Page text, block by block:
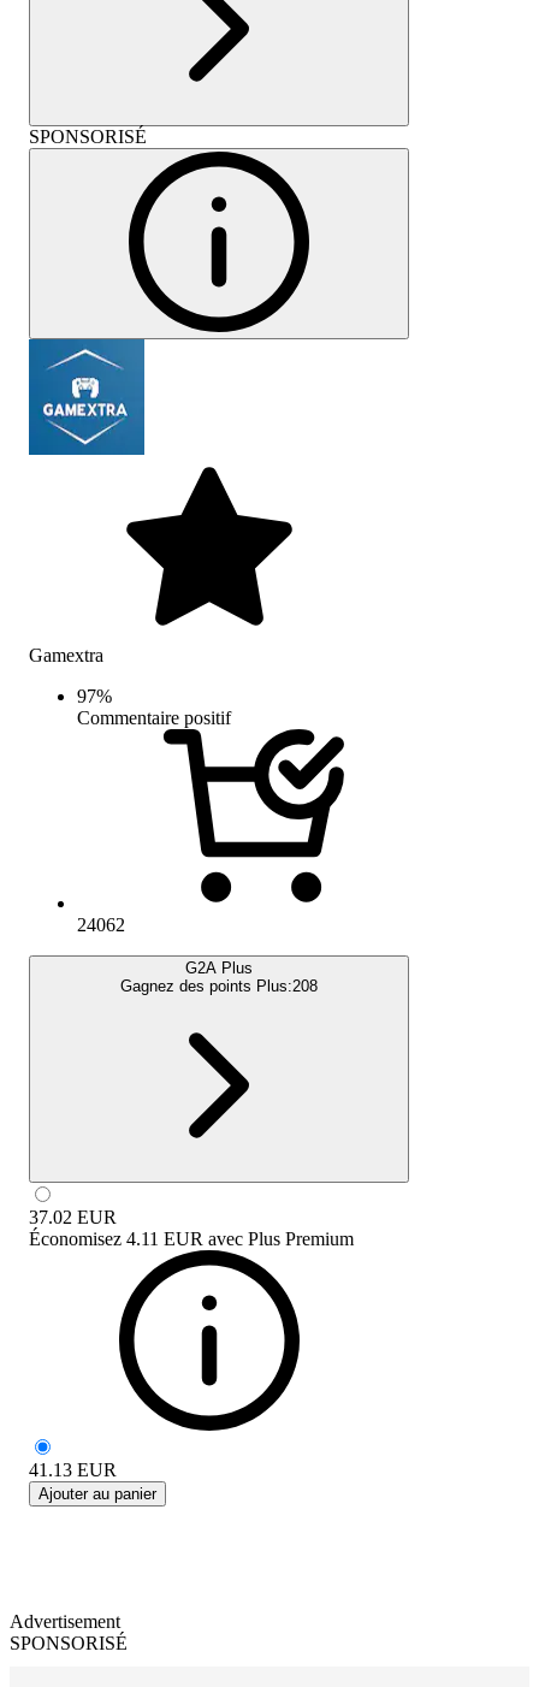
SPONSORISÉ
Gamextra
97%
Commentaire positif
24062
G2A Plus
Gagnez des points Plus:208
37.02 EUR
Économisez 4.11 EUR avec Plus Premium
41.13 EUR
Ajouter au panier
Advertisement
SPONSORISÉ